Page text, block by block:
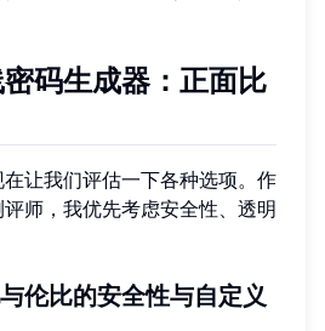
码生成器：正面比
让我们评估一下各种选项。作
师，我优先考虑安全性、透明
伦比的安全性与自定义